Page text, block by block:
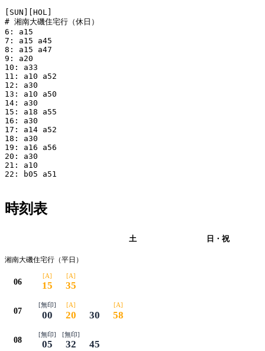
[SUN][HOL]
# 湘南大磯住宅行（休日）
6: a15
7: a15 a45
8: a15 a47
9: a20
10: a33
11: a10 a52
12: a30
13: a10 a50
14: a30
15: a18 a55
16: a30
17: a14 a52
18: a30
19: a16 a56
20: a30
21: a10
22: b05 a51
時刻表
土 日・祝
湘南大磯住宅行（平日）
06
[A]
15
[A]
35
07
[無印]
00
[A]
20 30
[A]
58
08
[無印]
05
[無印]
32 45